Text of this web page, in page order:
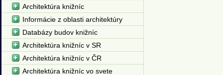
Architektúra knižníc
Informácie z oblasti architektúry
Databázy budov knižníc
Architektúra knižníc v SR
Architektúra knižníc v ČR
Architektúra knižníc vo svete